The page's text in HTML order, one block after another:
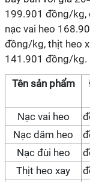
199.901 đồng/kg,
nạc vai heo
đồng/kg, thịt heo
141.901 đồng/kg.
Tên sản phẩm
Nạc vai heo
Nạc dăm heo
Nạc đùi heo
Thịt heo xay